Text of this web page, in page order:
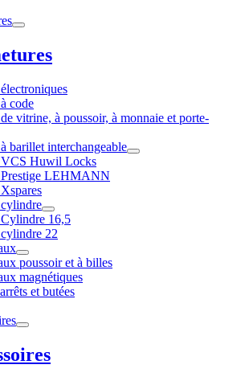
code
vitrine, à poussoir, à monnaie et porte-
barillet interchangeable
VCS Huwil Locks
Prestige LEHMANN
cylindre
Cylindre 16,5
22
poussoir et à billes
magnétiques
et butées